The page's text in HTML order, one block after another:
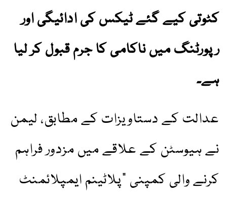
کٹوتی کیے گئے ٹیکس کی ادائیگی اور
رپورٹنگ میں ناکامی کا جرم قبول کر لیا
ہے۔
عدالت کے دستاویزات کے مطابق، لیمن
نے ہیوسٹن کے علاقے میں مزدور فراہم
کرنے والی کمپنی "پلاٹینم ایمپلائمنٹ